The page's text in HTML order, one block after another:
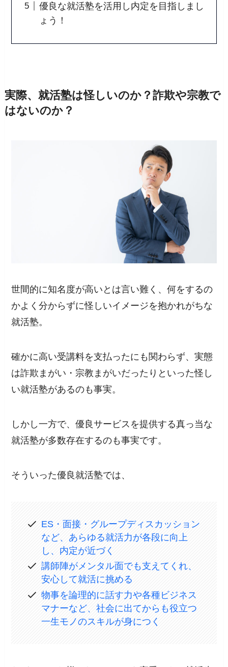
優良な就活塾を活用し内定を目指しまし
ょう！
実際、就活塾は怪しいのか？詐欺や宗教で
はないのか？
世間的に知名度が高いとは言い難く、何をするの
かよく分からずに怪しいイメージを抱かれがちな
就活塾。
確かに高い受講料を支払ったにも関わらず、実態
は詐欺まがい・宗教まがいだったりといった怪し
い就活塾があるのも事実。
しかし一方で、優良サービスを提供する真っ当な
就活塾が多数存在するのも事実です。
そういった優良就活塾では、
ES・面接・グループディスカッション
など、あらゆる就活力が各段に向上
し、内定が近づく
講師陣がメンタル面でも支えてくれ、
安心して就活に挑める
物事を論理的に話す力や各種ビジネス
マナーなど、社会に出てからも役立つ
一生モノのスキルが身につく